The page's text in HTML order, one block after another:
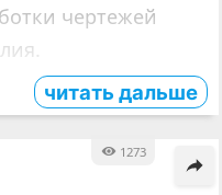
чертежей
читать дальше
1273